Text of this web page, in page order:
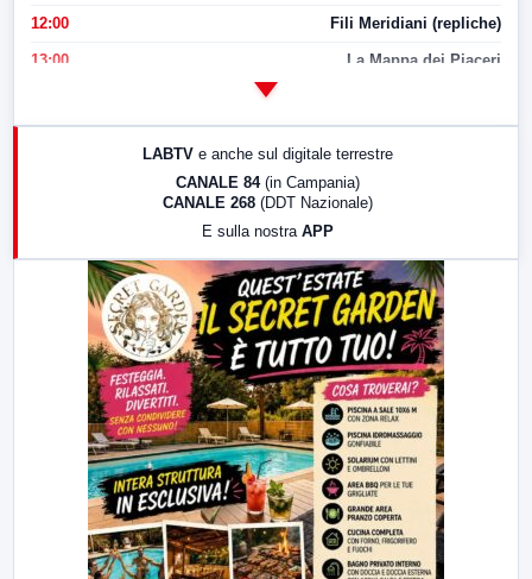
12:00 Fili Meridiani (repliche)
13:00 La Mappa dei Piaceri
LabNews (replica)
LABTV e anche sul digitale terrestre
CANALE 84 (in Campania)
CANALE 268 (DDT Nazionale)
E sulla nostra APP